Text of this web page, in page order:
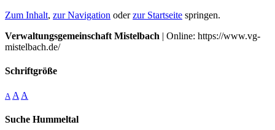
Zum Inhalt, zur Navigation oderzur Startseite springen.
Verwaltungsgemeinschaft Mistelbach | Online: https://www.vg-
mistelbach.de/
Schriftgröße
A A A
Suche Hummeltal